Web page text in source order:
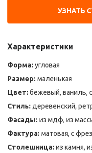
УЗНАТЬ
Характеристики
Форма: угловая
Размер: маленькая
Цвет: бежевый, ваниль,
Стиль: деревенский,
Фасады: из мдф, из
Фактура: матовая, с
Столешница: из камня,